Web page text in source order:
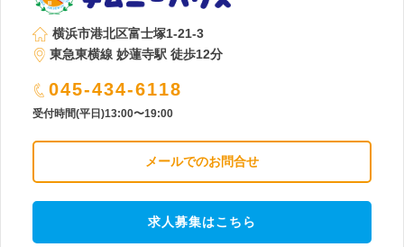
横浜市港北区富士塚1-21-3
東急東横線 妙蓮寺駅 徒歩12分
045-434-6118
受付時間(平日)13:00〜19:00
メールでのお問合せ
求人募集はこちら